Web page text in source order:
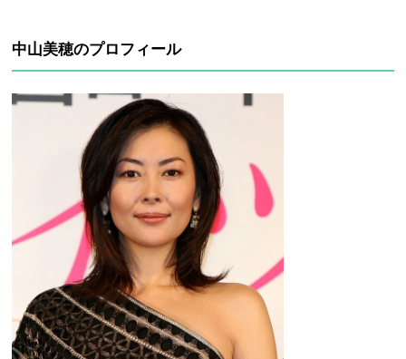
中山美穂のプロフィール